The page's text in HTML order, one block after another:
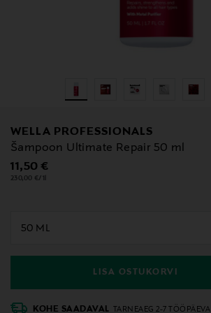
WELLA PROFESSIONALS
Šampoon Ultimate Repair 50 ml
Original Price
11,50 €
230,00 €/1l
LISA OSTUKORVI
KOHE SAADAVAL TARNEAEG 2-7 TÖÖPÄEVA